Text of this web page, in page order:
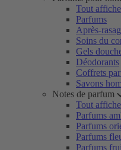
Tout
Parfums
Après-
Soins du
Gels
Déodorants
Coffrets
Savons
Notes de parfum
Tout
Parfums
Parfums
Parfums
Parfums